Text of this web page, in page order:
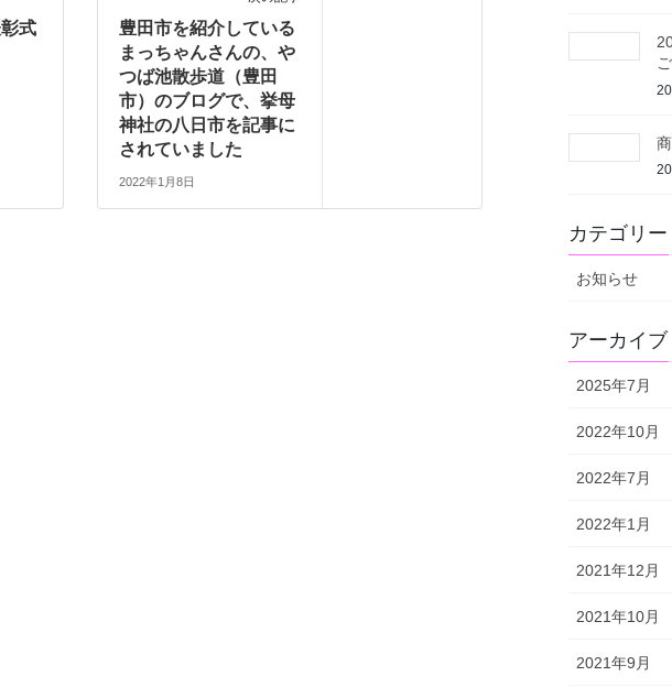
式
豊田市を紹介している
まっちゃんさんの、や
つば池散歩道（豊田
市）のブログで、挙母
神社の八日市を記事に
されていました
2022年1月8日
カテゴリー
お知らせ
アーカイブ
2025年7月
2022年10月
2022年7月
2022年1月
2021年12月
2021年10月
2021年9月